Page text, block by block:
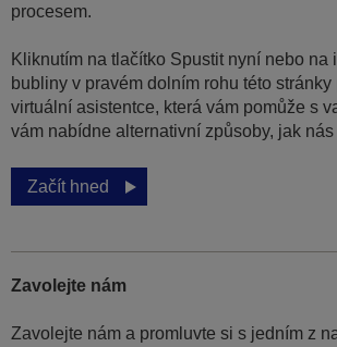
procesem.
Kliknutím na tlačítko Spustit nyní nebo na
bubliny v pravém dolním rohu této
virtuální asistentce, která vám pomůže s
vám nabídne alternativní způsoby, jak nás
Začít hned
Zavolejte nám
Zavolejte nám a promluvte si s jedním z